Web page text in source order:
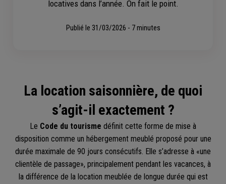
locatives dans l’année. On fait le point.
Publié le 31/03/2026 - 7 minutes
La location saisonnière, de quoi
s’agit-il exactement ?
Le Code du tourisme définit cette forme de mise à
disposition comme un hébergement meublé proposé pour une
durée maximale de 90 jours consécutifs. Elle s’adresse à «une
clientèle de passage», principalement pendant les vacances, à
la différence de la location meublée de longue durée qui est